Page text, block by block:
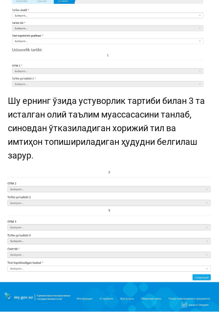
Шу ернинг ўзида устуворлик тартиби билан 3 та
исталган олий таълим муассасасини танлаб,
синовдан ўтказиладиган хорижий тил ва
имтиҳон топишириладиган ҳудудни белгилаш
зарур.